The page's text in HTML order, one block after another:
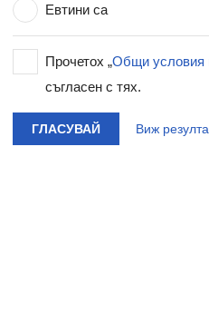
Евтини са
Прочетох „Общи условия
съгласен с тях.
ГЛАСУВАЙ Виж